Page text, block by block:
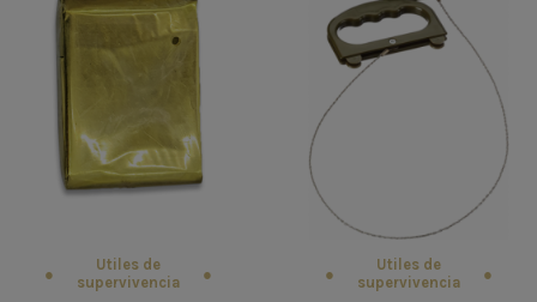
Utiles de
supervivencia
Utiles de
supervivencia